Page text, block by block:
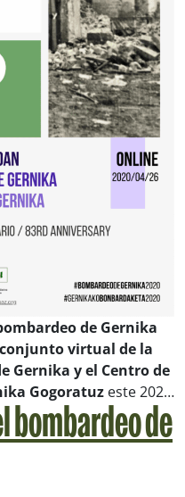
de Gernika
virtual de la
Gernika y el Centro de
Gogoratuz este 202…
bombardeo de